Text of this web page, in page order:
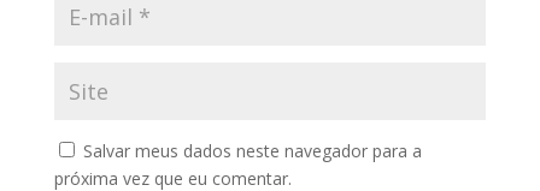
Salvar meus dados neste navegador para a
próxima vez que eu comentar.